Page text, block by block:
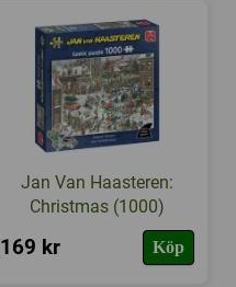
Jan Van Haasteren:
Christmas (1000)
169 kr Köp